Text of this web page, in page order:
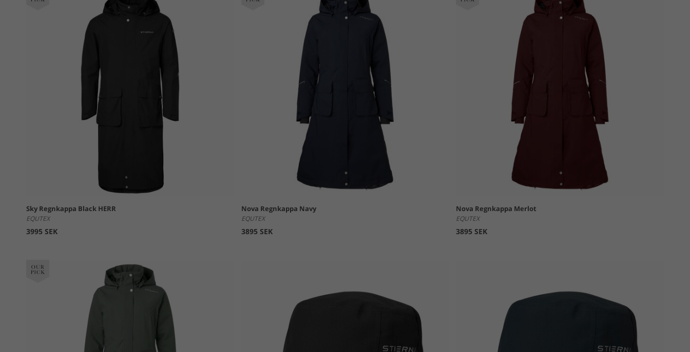
Sky Regnkappa Black HERR
EQUTEX
3995 SEK
Nova Regnkappa Navy
EQUTEX
3895 SEK
Nova Regnkappa Merlot
EQUTEX
3895 SEK